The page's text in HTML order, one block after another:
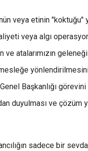
veya etinin "koktuğu"
veya algı
ve atalarımızın
Başkanlığı
duyulması ve
sadece bir